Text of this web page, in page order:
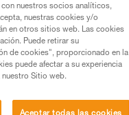
nuestros socios analíticos,
nuestras cookies y/o
en otros sitios web. Las cookies
Puede retirar su
de cookies", proporcionado en la
puede afectar a su experiencia
nuestro Sitio web.